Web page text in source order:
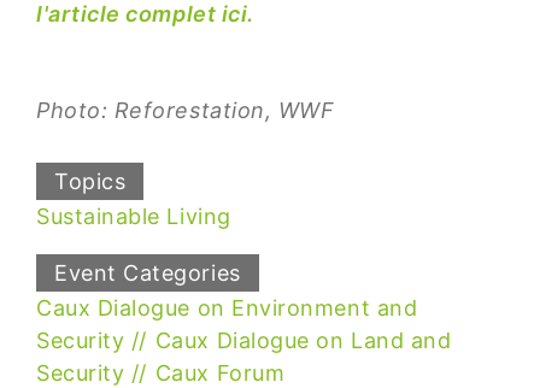
l'article complet ici.
Photo: Reforestation, WWF
Topics
Sustainable Living
Event Categories
Caux Dialogue on Environment and
Security
Caux Dialogue on Land and
Security
Caux Forum